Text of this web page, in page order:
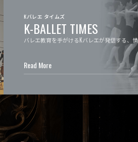
Kバレエ タイムズ
K-BALLET TIMES
バレエ教育を手がけるKバレエが発信する、
Read More